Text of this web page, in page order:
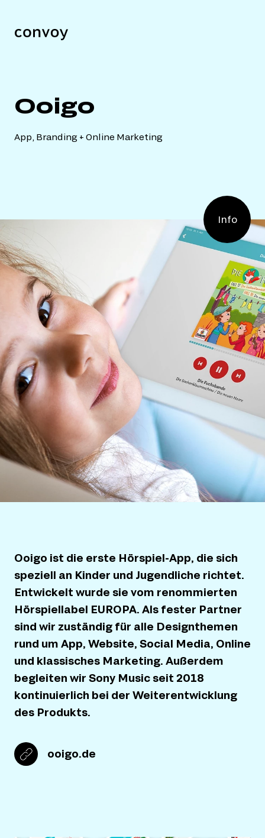
Ooigo
App, Branding + Online Marketing
Info
Ooigo ist die erste Hörspiel-App, die sich
speziell an Kinder und Jugendliche richtet.
Entwickelt wurde sie vom renommierten
Hörspiellabel EUROPA. Als fester Partner
sind wir zuständig für alle Designthemen
rund um App, Website, Social Media, Online
und klassisches Marketing. Außerdem
begleiten wir Sony Music seit 2018
kontinuierlich bei der Weiterentwicklung
des Produkts.
ooigo.de